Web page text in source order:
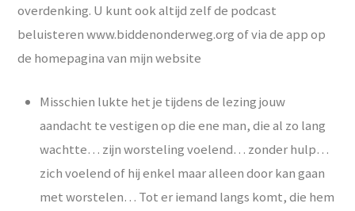
overdenking. U kunt ook altijd zelf de podcast
beluisteren www.biddenonderweg.org of via de app op
de homepagina van mijn website
Misschien lukte het je tijdens de lezing jouw
aandacht te vestigen op die ene man, die al zo lang
wachtte… zijn worsteling voelend… zonder hulp…
zich voelend of hij enkel maar alleen door kan gaan
met worstelen… Tot er iemand langs komt, die hem